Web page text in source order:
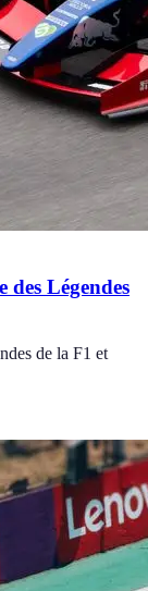
des Légendes
de la F1 et